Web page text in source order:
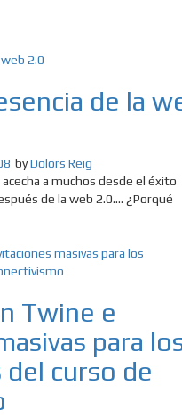
de la
byDolors Reig
a muchos desde el éxito
de la web 2.0…. ¿Porqué
Twine e
para
curso de